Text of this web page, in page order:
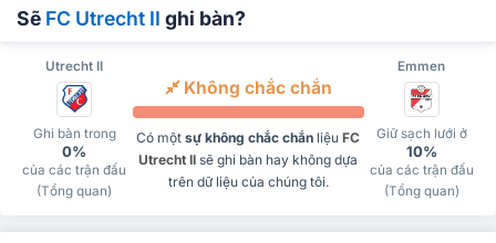
Sẽ FC Utrecht II ghi bàn?
Utrecht II Emmen
Ghi bàn trong
0%
của các trận đấu
(Tổng quan)
Không chắc chắn
Có một sự không chắc chắn liệu FC
Utrecht II sẽ ghi bàn hay không dựa
trên dữ liệu của chúng tôi.
Giữ sạch lưới ở
10%
của các trận đấu
(Tổng quan)